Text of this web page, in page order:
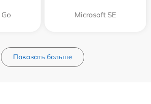
Microsoft SE
Показать больше